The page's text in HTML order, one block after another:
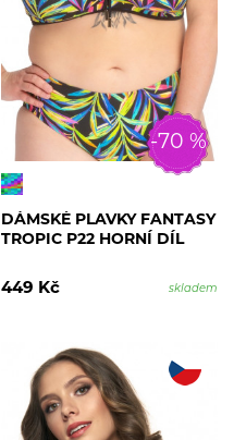
-70 %
DÁMSKÉ PLAVKY FANTASY
TROPIC P22 HORNÍ DÍL
449 Kč skladem